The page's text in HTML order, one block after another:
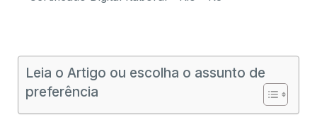
Leia o Artigo ou escolha o assunto de
preferência